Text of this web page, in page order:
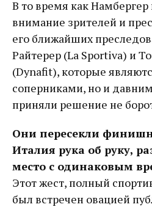
В то время как
внимание зрителей и
его ближайших
Райтерер (La Sportiva) и
(Dynafit), которые
соперниками, но и
приняли решение не
Они пересекли
Италия рука об руку,
место с одинаковым
Этот жест, полный
был встречен овацией